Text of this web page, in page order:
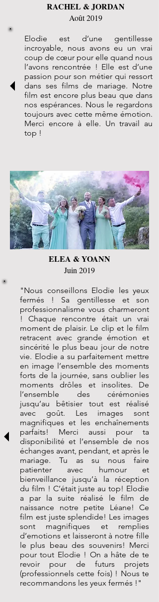
RACHEL & JORDAN
Août 2019
Elodie est d’une gentillesse
incroyable, nous avons eu un vrai
coup de cœur pour elle quand nous
l’avons rencontrée ! Elle est d’une
passion pour son métier qui ressort
dans ses films de mariage. Notre
film est encore plus beau que dans
nos espérances. Nous le regardons
toujours avec cette même émotion.
Merci encore à elle. Un travail au
top !
ELEA & YOANN
Juin 2019
"Nous conseillons Elodie les yeux
fermés ! Sa gentillesse et son
professionnalisme vous charmeront
! Chaque rencontre était un vrai
moment de plaisir. Le clip et le film
retracent avec grande émotion et
sincérité le plus beau jour de notre
vie. Elodie a su parfaitement mettre
en image l’ensemble des moments
forts de la journée, sans oublier les
moments drôles et insolites. De
l’ensemble des cérémonies
jusqu’au bêtisier tout est réalisé
avec goût. Les images sont
magnifiques et les enchaînements
parfaits! Merci aussi pour ta
disponibilité et l’ensemble de nos
échanges avant, pendant, et après le
mariage. Tu as su nous faire
patienter avec humour et
bienveillance jusqu’à la réception
du film ! C’était juste au top! Elodie
a par la suite réalisé le film de
naissance notre petite Léane! Ce
film est juste splendide! Les images
sont magnifiques et remplies
d’emotions et laisseront à notre fille
le plus beau des souvenirs! Merci
pour tout Elodie ! On a hâte de te
revoir pour de futurs projets
(professionnels cette fois) ! Nous te
recommandons les yeux fermés !"